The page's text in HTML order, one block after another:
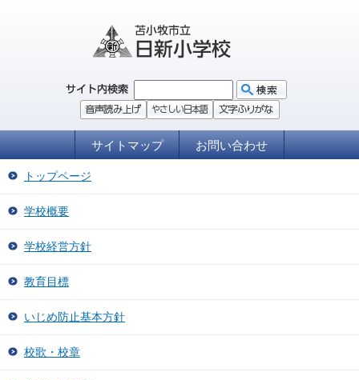
サイトマップ お問い合わせ
トップページ
学校概要
学校経営方針
教育目標
いじめ防止基本方針
校歌・校章